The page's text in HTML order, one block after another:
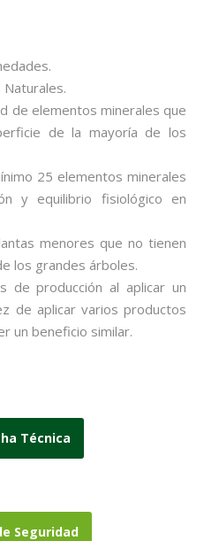
de elementos minerales que
de la mayoría de los
25 elementos minerales
y equilibrio fisiológico en
menores que no tienen
los grandes árboles.
de producción al aplicar un
de aplicar varios productos
un beneficio similar.
Técnica
Seguridad